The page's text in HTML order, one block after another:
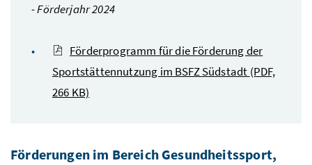
- Förderjahr 2024
Förderprogramm für die Förderung der
Sportstättennutzung im BSFZ Südstadt (PDF,
266 KB)
Förderungen im Bereich Gesundheitssport,